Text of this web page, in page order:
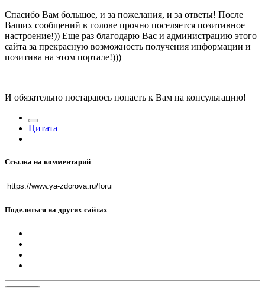
Спасибо Вам большое, и за пожелания, и за ответы! После
Ваших сообщений в голове прочно поселяется позитивное
настроение!)) Еще раз благодарю Вас и администрацию этого
сайта за прекрасную возможность получения информации и
позитива на этом портале!)))
И обязательно постараюсь попасть к Вам на консультацию!
Цитата
Ссылка на комментарий
Поделиться на других сайтах